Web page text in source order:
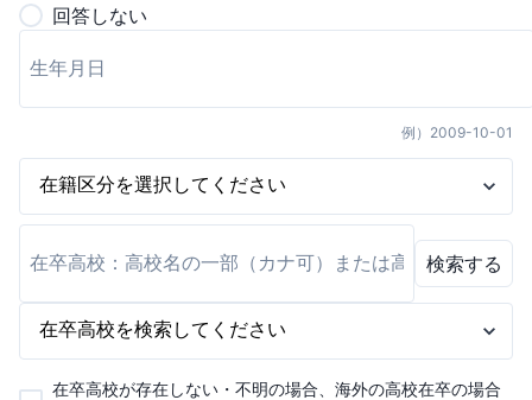
回答しない
例） 2009-10-01
検索する
在卒高校が存在しない・不明の場合、海外の高校在卒の場合